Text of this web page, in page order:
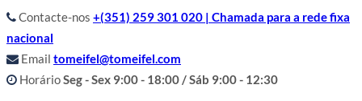
Contacte-nos +(351) 259 301 020 | Chamada para a rede fixa
nacional
Email tomeifel@tomeifel.com
HorárioSeg - Sex 9:00 - 18:00 / Sáb 9:00 - 12:30